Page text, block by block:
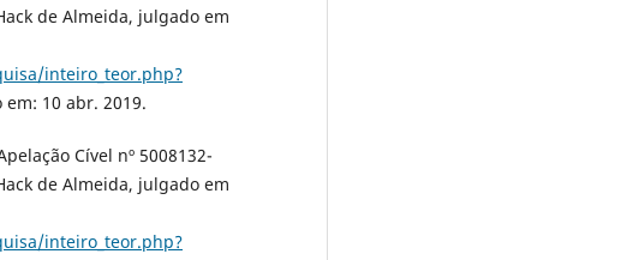
de Almeida, julgado em
inteiro_teor.php?
em: 10 abr. 2019.
Cível nº 5008132-
de Almeida, julgado em
inteiro_teor.php?